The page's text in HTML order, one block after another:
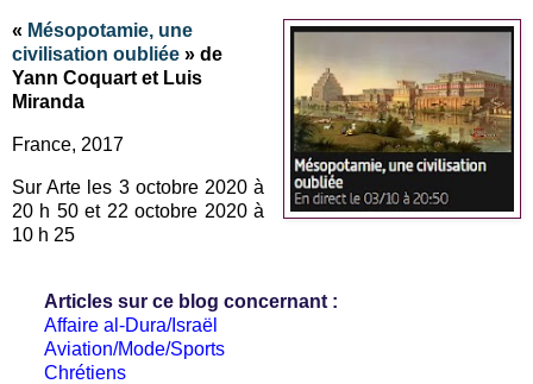
« Mésopotamie, une
civilisation oubliée » de
Yann Coquart et Luis
Miranda
France, 2017
Sur Arte les 3 octobre 2020 à
20 h 50 et 22 octobre 2020 à
10 h 25
Articles sur ce blog concernant :
Affaire al-Dura/Israël
Aviation/Mode/Sports
Chrétiens